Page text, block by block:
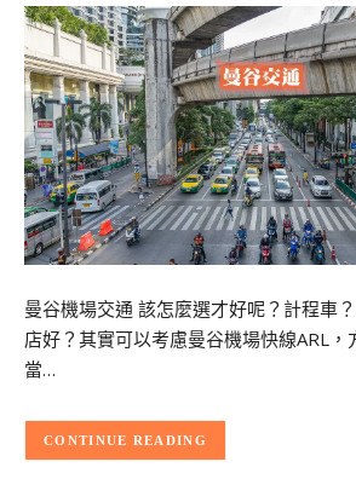
曼谷機場交通 該怎麼選才好呢？計程車
店好？其實可以考慮曼谷機場快線ARL，
當…
CONTINUE READING